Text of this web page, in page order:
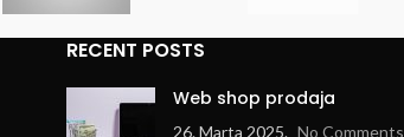
RECENT POSTS
Web shop prodaja
26. Marta 2025. No Comments